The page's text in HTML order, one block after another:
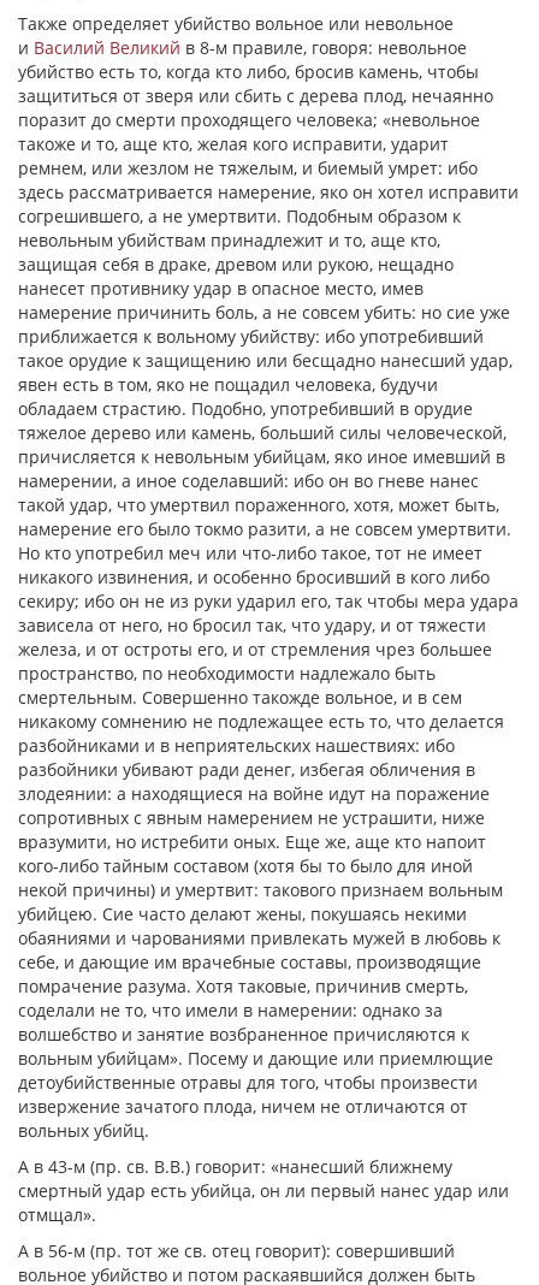
Также определяет убийство вольное или невольное
и Василий Великий в 8-м правиле, говоря: невольное
убийство есть то, когда кто либо, бросив камень, чтобы
защититься от зверя или сбить с дерева плод, нечаянно
поразит до смерти проходящего человека; «невольное
такоже и то, аще кто, желая кого исправити, ударит
ремнем, или жезлом не тяжелым, и биемый умрет: ибо
здесь рассматривается намерение, яко он хотел исправити
согрешившего, а не умертвити. Подобным образом к
невольным убийствам принадлежит и то, аще кто,
защищая себя в драке, древом или рукою, нещадно
нанесет противнику удар в опасное место, имев
намерение причинить боль, а не совсем убить: но сие уже
приближается к вольному убийству: ибо употребивший
такое орудие к защищению или бесщадно нанесший удар,
явен есть в том, яко не пощадил человека, будучи
обладаем страстию. Подобно, употребивший в орудие
тяжелое дерево или камень, больший силы человеческой,
причисляется к невольным убийцам, яко иное имевший в
намерении, а иное соделавший: ибо он во гневе нанес
такой удар, что умертвил пораженного, хотя, может быть,
намерение его было токмо разити, а не совсем умертвити.
Но кто употребил меч или что-либо такое, тот не имеет
никакого извинения, и особенно бросивший в кого либо
секиру; ибо он не из руки ударил его, так чтобы мера удара
зависела от него, но бросил так, что удару, и от тяжести
железа, и от остроты его, и от стремления чрез большее
пространство, по необходимости надлежало быть
смертельным. Совершенно такожде вольное, и в сем
никакому сомнению не подлежащее есть то, что делается
разбойниками и в неприятельских нашествиях: ибо
разбойники убивают ради денег, избегая обличения в
злодеянии: а находящиеся на войне идут на поражение
сопротивных с явным намерением не устрашити, ниже
вразумити, но истребити оных. Еще же, аще кто напоит
кого-либо тайным составом (хотя бы то было для иной
некой причины) и умертвит: такового признаем вольным
убийцею. Сие часто делают жены, покушаясь некими
обаяниями и чарованиями привлекать мужей в любовь к
себе, и дающие им врачебные составы, производящие
помрачение разума. Хотя таковые, причинив смерть,
соделали не то, что имели в намерении: однако за
волшебство и занятие возбраненное причисляются к
вольным убийцам». Посему и дающие или приемлющие
детоубийственные отравы для того, чтобы произвести
извержение зачатого плода, ничем не отличаются от
вольных убийц.
А в 43-м (пр. св. В.В.) говорит: «нанесший ближнему
смертный удар есть убийца, он ли первый нанес удар или
отмщал».
А в 56-м (пр. тот же св. отец говорит): совершивший
вольное убийство и потом раскаявшийся должен быть